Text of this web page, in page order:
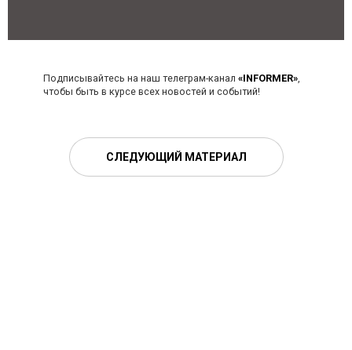
Подписывайтесь на наш телеграм-канал «INFORMER»,
чтобы быть в курсе всех новостей и событий!
СЛЕДУЮЩИЙ МАТЕРИАЛ